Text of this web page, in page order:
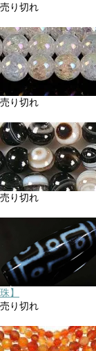
売り切れ
売り切れ
売り切れ
珠】
売り切れ